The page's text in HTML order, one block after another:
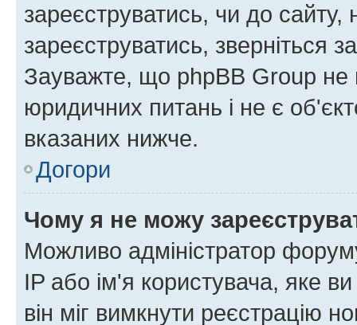
зареєструватись, чи до
зареєструватись, зверніться
Зауважте, що phpBB Group не
юридичних питань і не є
вказаних нижче.
Догори
Чому я не можу
Можливо адміністратор
IP або ім'я користувача, яке
він міг вимкнути реєстрацію